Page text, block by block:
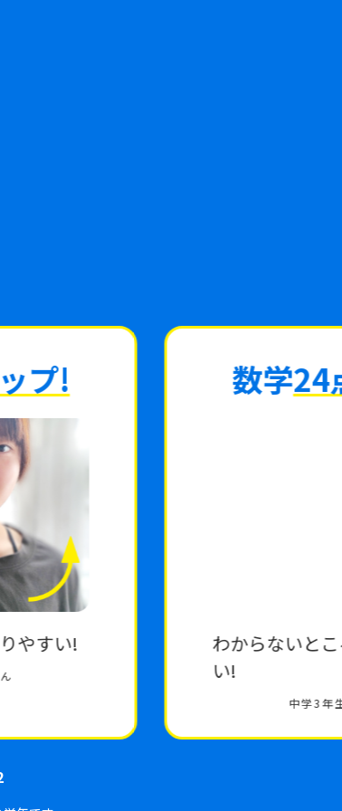
数学 24点アップ!
わからないところが質問しやす